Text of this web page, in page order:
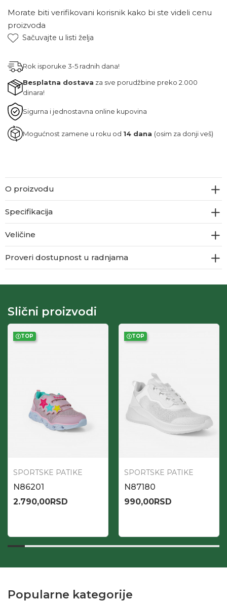
Morate biti verifikovani korisnik kako bi ste videli cenu
proizvoda
Sačuvajte u listi želja
Rok isporuke 3-5 radnih dana!
Besplatna dostava za sve porudžbine preko 2.000
dinara!
Sigurna i jednostavna online kupovina
Mogućnost zamene u roku od 14 dana (osim za donji veš)
O proizvodu
Specifikacija
Veličine
Proveri dostupnost u radnjama
Slični proizvodi
TOP
SPORTSKE PATIKE
N86201
2.790,00RSD
TOP
SPORTSKE PATIKE
N87180
990,00RSD
Popularne kategorije